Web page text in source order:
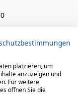
platzieren, um
anzuzeigen und
Für weitere
öffnen Sie die